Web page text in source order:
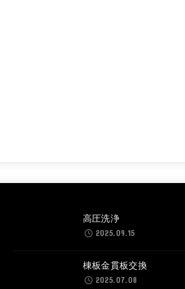
高圧洗浄
2025.09.15
棟板金貫板交換
2025.07.08